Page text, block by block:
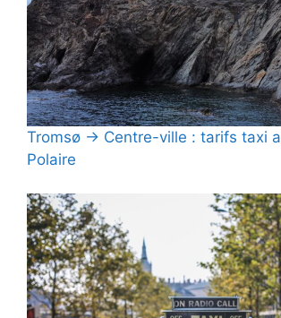
Tromsø → Centre-ville : tarifs taxi
Polaire